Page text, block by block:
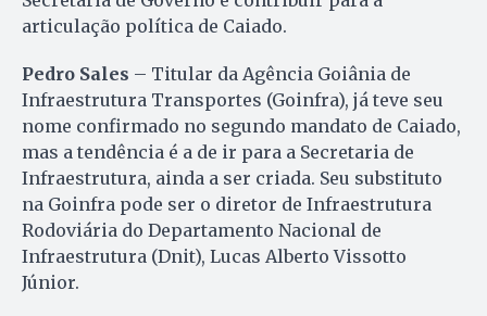
articulação política de Caiado.
Pedro Sales – Titular da Agência Goiânia de
Infraestrutura Transportes (Goinfra), já teve seu
nome confirmado no segundo mandato de Caiado,
mas a tendência é a de ir para a Secretaria de
Infraestrutura, ainda a ser criada. Seu substituto
na Goinfra pode ser o diretor de Infraestrutura
Rodoviária do Departamento Nacional de
Infraestrutura (Dnit), Lucas Alberto Vissotto
Júnior.